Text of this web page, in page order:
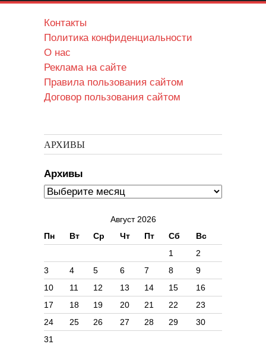
Контакты
Политика конфиденциальности
О нас
Реклама на сайте
Правила пользования сайтом
Договор пользования сайтом
АРХИВЫ
Архивы
Август 2026
Пн
Вт Ср Чт Пт Сб Вс
1
2
3
4 5 6 7 8
9
10
11 12 13 14 15
16
17
18 19 20 21 22
23
24
25 26 27 28 29
30
31